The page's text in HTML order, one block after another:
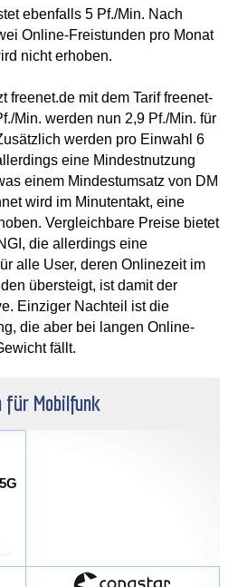
ebenfalls 5 Pf./Min. Nach
Online-Freistunden pro Monat
nicht erhoben.
freenet.de mit dem Tarif freenet-
Min. werden nun 2,9 Pf./Min. für
werden pro Einwahl 6
eine Mindestnutzung
einem Mindestumsatz von DM
wird im Minutentakt, eine
Vergleichbare Preise bietet
die allerdings eine
alle User, deren Onlinezeit im
übersteigt, ist damit der
Einziger Nachteil ist die
die aber bei langen Online-
fällt.
für Mobilfunk